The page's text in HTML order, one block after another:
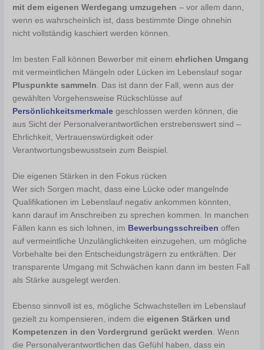
mit dem eigenen Werdegang umzugehen – vor allem dann,
wenn es wahrscheinlich ist, dass bestimmte Dinge ohnehin
nicht vollständig kaschiert werden können.
Im besten Fall können Bewerber mit einemehrlichen Umgang
mit vermeintlichen Mängeln oder Lücken im Lebenslauf sogar
Pluspunkte sammeln. Das ist dann der Fall, wenn aus der
gewählten Vorgehensweise Rückschlüsse auf
Persönlichkeitsmerkmale geschlossen werden können, die
aus Sicht der Personalverantwortlichen erstrebenswert sind –
Ehrlichkeit, Vertrauenswürdigkeit oder
Verantwortungsbewusstsein zum Beispiel.
Die eigenen Stärken in den Fokus rücken
Wer sich Sorgen macht, dass eine Lücke oder mangelnde
Qualifikationen im Lebenslauf negativ ankommen könnten,
kann darauf im Anschreiben zu sprechen kommen. In manchen
Fällen kann es sich lohnen, im Bewerbungsschreiben offen
auf vermeintliche Unzulänglichkeiten einzugehen, um mögliche
Vorbehalte bei den Entscheidungsträgern zu entkräften. Der
transparente Umgang mit Schwächen kann dann im besten Fall
als Stärke ausgelegt werden.
Ebenso sinnvoll ist es, mögliche Schwachstellen im Lebenslauf
gezielt zu kompensieren, indem dieeigenen Stärken und
Kompetenzen in den Vordergrund gerückt werden . Wenn
die Personalverantwortlichen das Gefühl haben, dass ein